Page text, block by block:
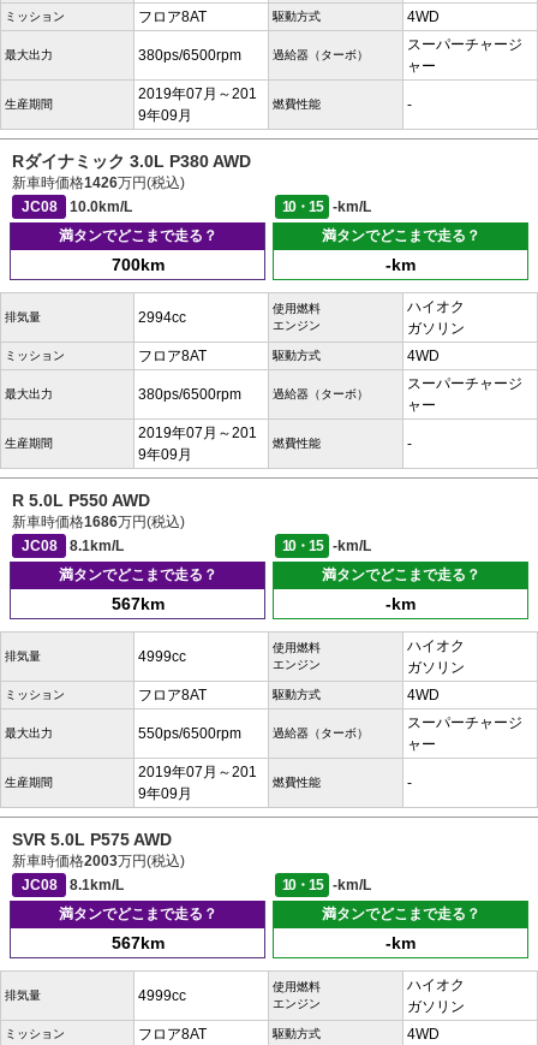
ミッション フロア8AT 駆動方式 4WD
最大出力 380ps/6500rpm 過給器（ターボ）
スーパーチャージ
ャー
生産期間
2019年07月～201
9年09月
燃費性能 -
Rダイナミック 3.0L P380 AWD
新車時価格1426万円(税込)
JC08
10.0km/L 10・15
-km/L
満タンでどこまで走る？
700km
満タンでどこまで走る？
-km
排気量 2994cc
使用燃料
エンジン
ハイオク
ガソリン
ミッション フロア8AT 駆動方式 4WD
最大出力 380ps/6500rpm 過給器（ターボ）
スーパーチャージ
ャー
生産期間
2019年07月～201
9年09月
燃費性能 -
R 5.0L P550 AWD
新車時価格1686万円(税込)
JC08
8.1km/L 10・15
-km/L
満タンでどこまで走る？
567km
満タンでどこまで走る？
-km
排気量 4999cc
使用燃料
エンジン
ハイオク
ガソリン
ミッション フロア8AT 駆動方式 4WD
最大出力 550ps/6500rpm 過給器（ターボ）
スーパーチャージ
ャー
生産期間
2019年07月～201
9年09月
燃費性能 -
SVR 5.0L P575 AWD
新車時価格2003万円(税込)
JC08
8.1km/L 10・15
-km/L
満タンでどこまで走る？
567km
満タンでどこまで走る？
-km
排気量 4999cc
使用燃料
エンジン
ハイオク
ガソリン
ミッション フロア8AT 駆動方式 4WD